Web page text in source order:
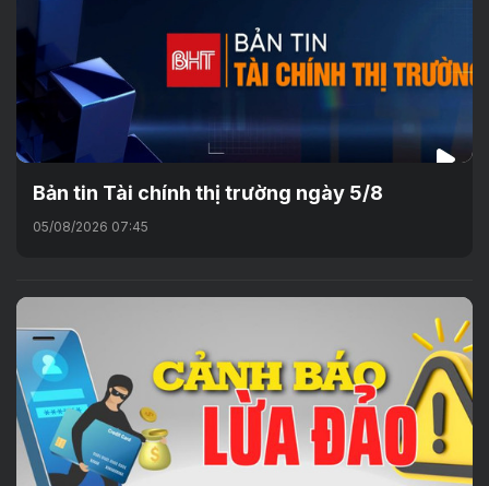
Bản tin Tài chính thị trường ngày 5/8
05/08/2026 07:45